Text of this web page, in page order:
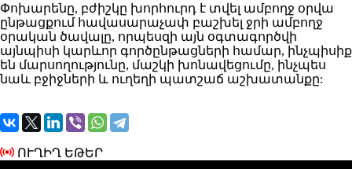
Փոխարենը, բժիշկը խորհուրդ է տվել ամբողջ օրվա
ընթացքում հավասարաչափ բաշխել ջրի ամբողջ
օրական ծավալը, որպեսզի այն օգտագործվի
այնպիսի կարևոր գործընթացների համար, ինչպիսիք
են մարսողությունը, մաշկի խոնավեցումը, ինչպես
նաև բջիջների և ուղեղի պատշաճ աշխատանքը:
ՈՒՂԻՂ ԵԹԵՐ